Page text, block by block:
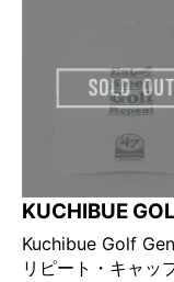
KUCHIBUE
GENTLEMAN
Kuchibue Golf
リピート・キャッ